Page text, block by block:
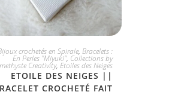
JE L'ADOPTE
crochetés en Spirale, Bracelets :
En Perles "Miyuki", Collections by
Creativity, Etoiles des Neiges
ETOILE DES NEIGES ||
CROCHETÉ FAIT